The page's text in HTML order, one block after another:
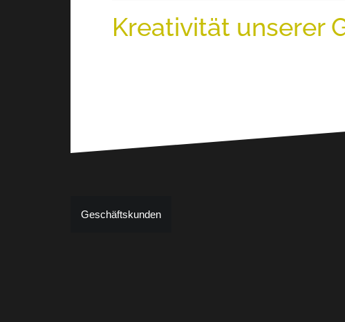
Kreativität unserer
Beitragsnavigation
Geschäftskunden